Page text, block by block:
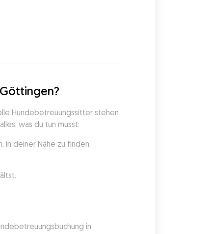
Hundebetreuungssitter stehen
was du tun musst:
in deiner Nähe zu finden.
in